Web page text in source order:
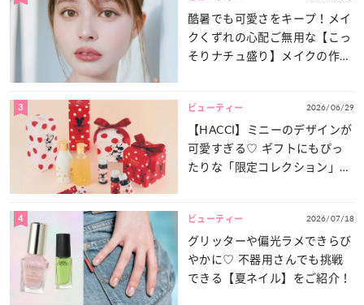
酷暑でも可愛さをキープ！メイ
クくずれの心配ご無用な【こっ
そりナチュ盛り】メイクの作り
3 ビューティー 2026/06/29
【HACCI】ミニーのデザインが
可愛すぎる♡ ギフトにもぴっ
たりな「限定コレクション」が
4 ビューティー 2026/07/18
グリッターや偏光ラメできらび
やかに♡ 不器用さんでも挑戦
できる【夏ネイル】をご紹介！